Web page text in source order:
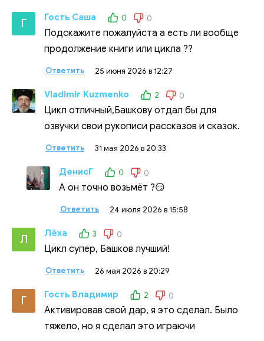
Г Гость Саша 0 0
Подскажите пожалуйста а есть ли вообще
продолжение книги или цикла ??
Ответить 25 июня 2026 в 12:27
Vladimir Kuzmenko 2 0
Цикл отличный,Башкову отдал бы для
озвучки свои рукописи рассказов и сказок.
Ответить 31 мая 2026 в 20:33
ДенисГ 0 0
А он точно возьмёт ?😏
Ответить 24 июля 2026 в 15:58
Л Лëха 3 0
Цикл супер, Башков лучший!
Ответить 26 мая 2026 в 20:29
Г Гость Владимир 2 0
Активировав свой дар, я это сделал. Было
тяжело, но я сделал это играючи